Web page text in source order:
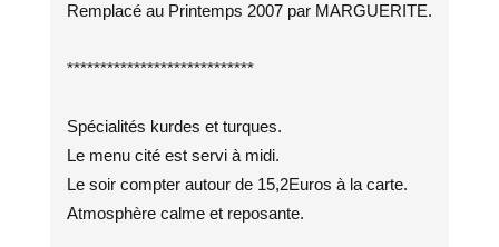
Remplacé au Printemps 2007 par MARGUERITE.
****************************
Spécialités kurdes et turques.
Le menu cité est servi à midi.
Le soir compter autour de 15,2Euros à la carte.
Atmosphère calme et reposante.